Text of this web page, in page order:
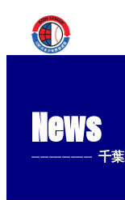
News
-------------- 千